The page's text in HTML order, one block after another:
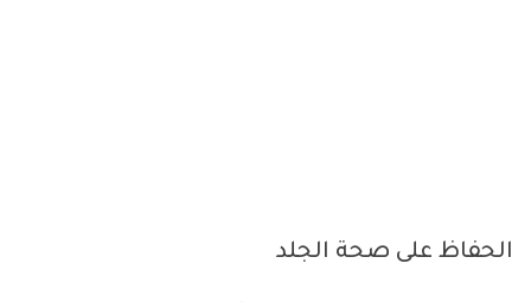
الحفاظ على صحة الجلد